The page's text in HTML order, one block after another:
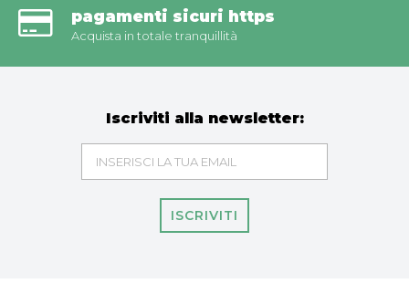
pagamenti sicuri https
Acquista in totale tranquillità
Iscriviti alla newsletter:
ISCRIVITI